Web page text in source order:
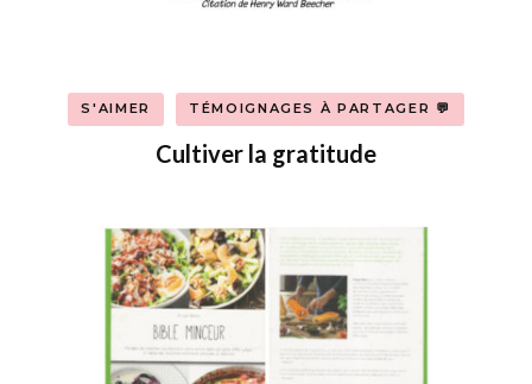
S'AIMER TÉMOIGNAGES À PARTAGER 💬
Cultiver la gratitude